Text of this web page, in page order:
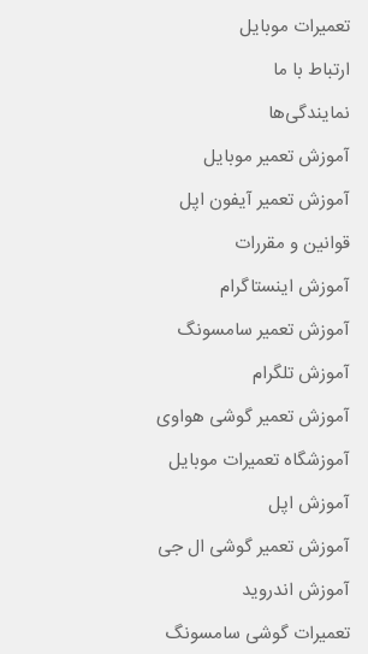
تعمیرات موبایل
ارتباط با ما
نمایندگی‌ها
آموزش تعمیر موبایل
آموزش تعمیر آیفون اپل
قوانین و مقررات
آموزش اینستاگرام
آموزش تعمیر سامسونگ
آموزش تلگرام
آموزش تعمیر گوشی هواوی
آموزشگاه تعمیرات موبایل
آموزش اپل
آموزش تعمیر گوشی ال جی
آموزش اندروید
تعمیرات گوشی سامسونگ